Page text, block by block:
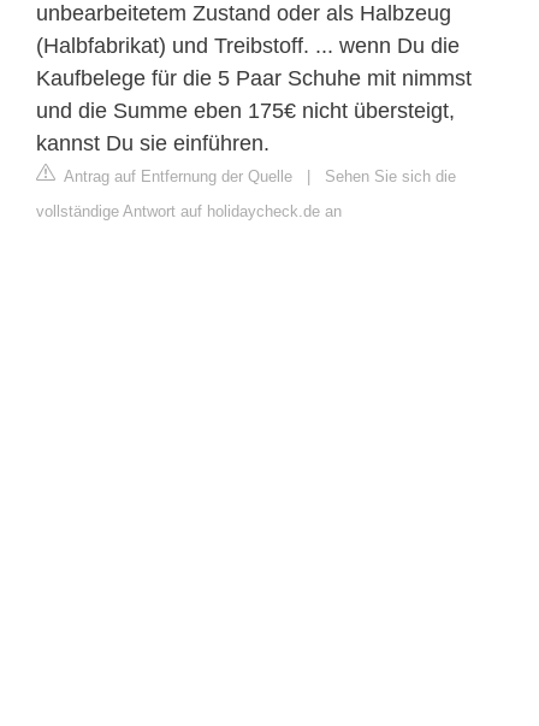
unbearbeitetem Zustand oder als Halbzeug
(Halbfabrikat) und Treibstoff. ... wenn Du die
Kaufbelege für die 5 Paar Schuhe mit nimmst
und die Summe eben 175€ nicht übersteigt,
kannst Du sie einführen.
Antrag auf Entfernung der Quelle
Sehen Sie sich die
vollständige Antwort auf holidaycheck.de an